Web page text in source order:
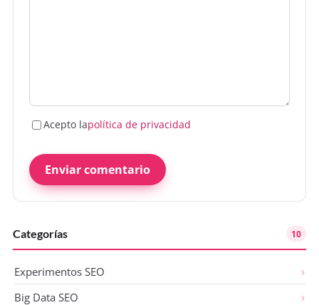
Acepto lapolítica de privacidad
Enviar comentario
Categorías 10
Experimentos SEO
Big Data SEO